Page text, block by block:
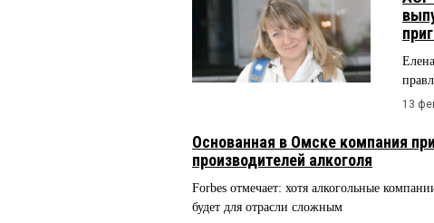
13
Основанная в Омске компания
производителей алкоголя
Forbes отмечает: хотя алкогольные
будет для отрасли сложным